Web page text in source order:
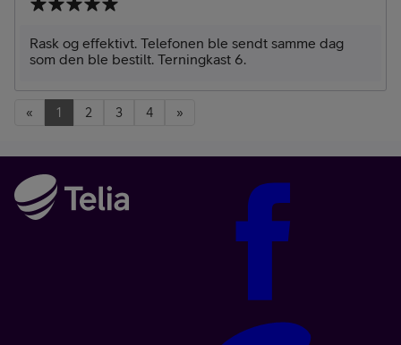
Rask og effektivt. Telefonen ble sendt samme dag
som den ble bestilt. Terningkast 6.
« 1 2 3 4 »